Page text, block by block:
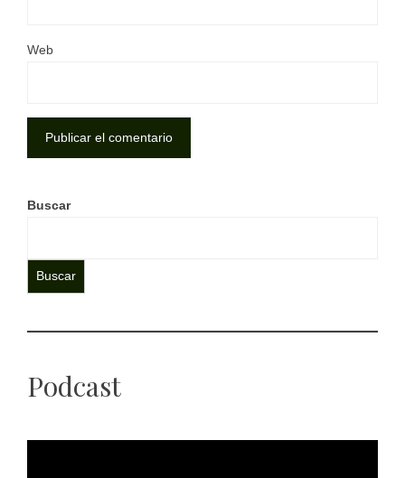
Web
Buscar
Buscar
Podcast